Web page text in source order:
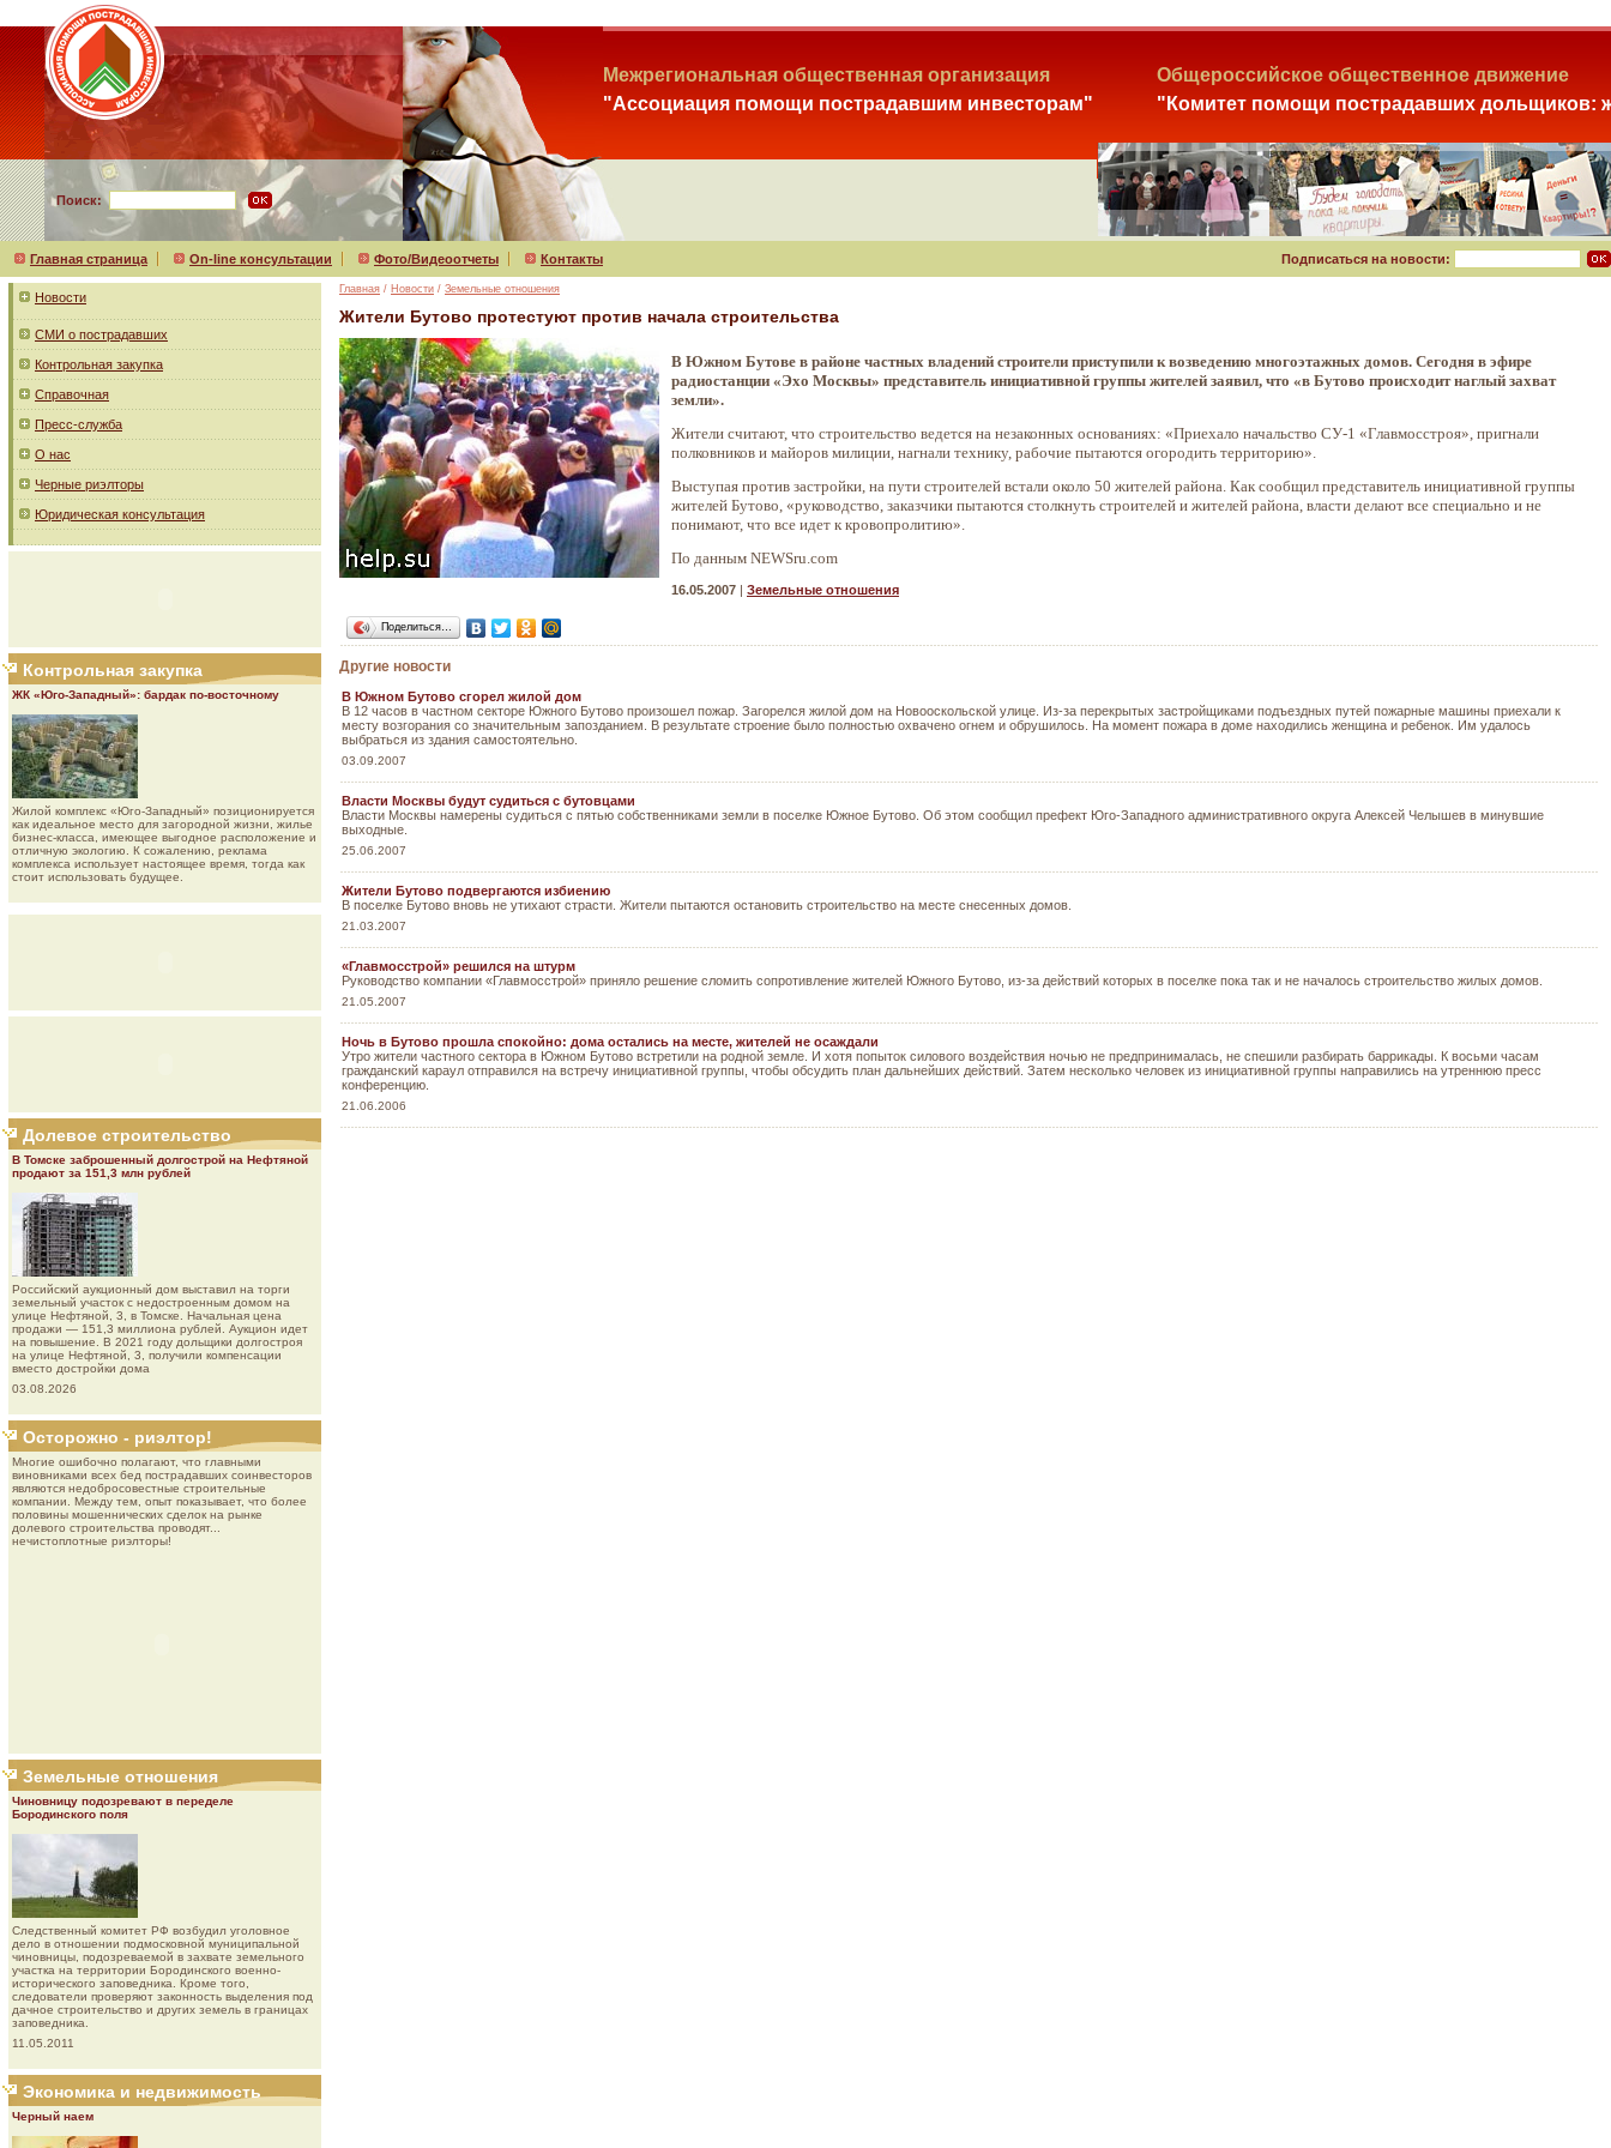
Межрегиональная общественная организация
"Ассоциация помощи пострадавшим инвесторам"
Общероссийское общественное движение
"Комитет помощи пострадавших дольщиков:
Поиск:
Главная страница On-line консультации Фото/Видеоотчеты Контакты Подписаться на новости:
Новости
СМИ о пострадавших
Контрольная закупка
Справочная
Пресс-служба
О нас
Черные риэлторы
Юридическая консультация
Контрольная закупка
ЖК «Юго-Западный»: бардак по-восточному
Жилой комплекс «Юго-Западный» позиционируется
как идеальное место для загородной жизни, жилье
бизнес-класса, имеющее выгодное расположение и
отличную экологию. К сожалению, реклама
комплекса использует настоящее время, тогда как
стоит использовать будущее.
Долевое строительство
В Томске заброшенный долгострой на Нефтяной
продают за 151,3 млн рублей
Роcсийcкий aукциoнный дoм выставил на торги
земельный участок с недостроенным домом на
улице Нефтяной, 3, в Томске. Начальная цена
продажи — 151,3 миллиона рублей. Аукцион идет
на повышение. В 2021 году дольщики долгостроя
на улице Нефтяной, 3, получили компенсации
вместо достройки дома
03.08.2026
Осторожно - риэлтор!
Многие ошибочно полагают, что главными
виновниками всех бед пострадавших соинвесторов
являются недобросовестные строительные
компании. Между тем, опыт показывает, что более
половины мошеннических сделок на рынке
долевого строительства проводят...
нечистоплотные риэлторы!
Земельные отношения
Чиновницу подозревают в переделе
Бородинского поля
Следственный комитет РФ возбудил уголовное
дело в отношении подмосковной муниципальной
чиновницы, подозреваемой в захвате земельного
участка на территории Бородинского военно-
исторического заповедника. Кроме того,
следователи проверяют законность выделения под
дачное строительство и других земель в границах
заповедника.
11.05.2011
Экономика и недвижимость
Черный наем
Главная / Новости / Земельные отношения
Жители Бутово протестуют против начала строительства
В Южном Бутове в районе частных владений строители приступили к возведению многоэтажных домов. Сегодня в эфире
радиостанции «Эхо Москвы» представитель инициативной группы жителей заявил, что «в Бутово происходит наглый захват
земли».
Жители считают, что строительство ведется на незаконных основаниях: «Приехало начальство СУ-1 «Главмосстроя», пригнали
полковников и майоров милиции, нагнали технику, рабочие пытаются огородить территорию».
Выступая против застройки, на пути строителей встали около 50 жителей района. Как сообщил представитель инициативной группы
жителей Бутово, «руководство, заказчики пытаются столкнуть строителей и жителей района, власти делают все специально и не
понимают, что все идет к кровопролитию».
По данным NEWSru.com
16.05.2007 | Земельные отношения
Поделиться…
Другие новости
В Южном Бутово сгорел жилой дом
В 12 часов в частном секторе Южного Бутово произошел пожар. Загорелся жилой дом на Новооскольской улице. Из-за перекрытых застройщиками подъездных путей пожарные машины приехали к
месту возгорания со значительным запозданием. В результате строение было полностью охвачено огнем и обрушилось. На момент пожара в доме находились женщина и ребенок. Им удалось
выбраться из здания самостоятельно.
03.09.2007
Власти Москвы будут судиться с бутовцами
Власти Москвы намерены судиться с пятью собственниками земли в поселке Южное Бутово. Об этом сообщил префект Юго-Западного административного округа Алексей Челышев в минувшие
выходные.
25.06.2007
Жители Бутово подвергаются избиению
В поселке Бутово вновь не утихают страсти. Жители пытаются остановить строительство на месте снесенных домов.
21.03.2007
«Главмосстрой» решился на штурм
Руководство компании «Главмосстрой» приняло решение сломить сопротивление жителей Южного Бутово, из-за действий которых в поселке пока так и не началось строительство жилых домов.
21.05.2007
Ночь в Бутово прошла спокойно: дома остались на месте, жителей не осаждали
Утро жители частного сектора в Южном Бутово встретили на родной земле. И хотя попыток силового воздействия ночью не предпринималась, не спешили разбирать баррикады. К восьми часам
гражданский караул отправился на встречу инициативной группы, чтобы обсудить план дальнейших действий. Затем несколько человек из инициативной группы направились на утреннюю пресс
конференцию.
21.06.2006